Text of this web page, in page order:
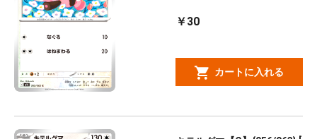
￥30
カートに入れる